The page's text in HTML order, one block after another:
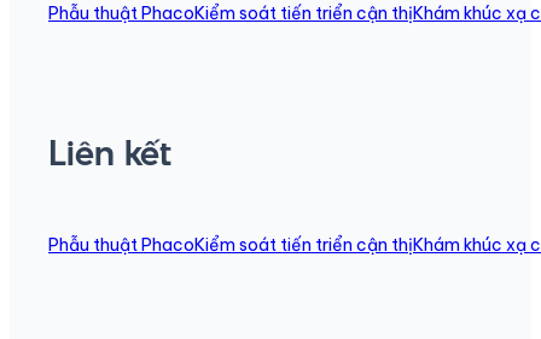
Phẫu thuật PhacoKiểm soát tiến triển cận thịKhám khúc xạ
Liên kết
Phẫu thuật PhacoKiểm soát tiến triển cận thịKhám khúc xạ